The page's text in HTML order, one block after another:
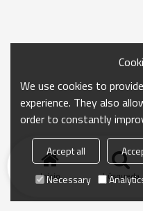
Inicio búsqueda
We use cookies to
experience. They also
order to constantly
Accept all
Necessary